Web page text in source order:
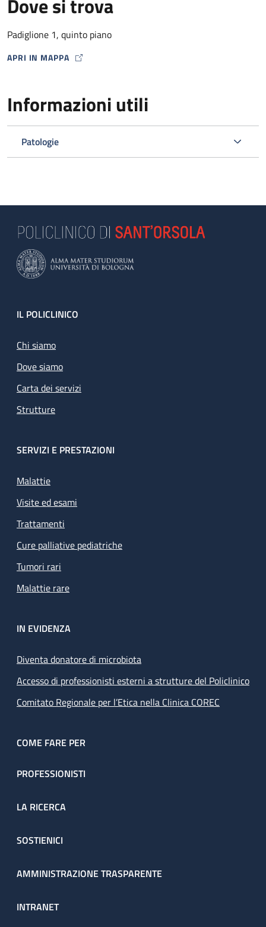
Dove si trova
Padiglione 1, quinto piano
APRI IN MAPPA
MAP ICON
Informazioni utili
Patologie
Footer
IL POLICLINICO
Chi siamo
Dove siamo
Carta dei servizi
Strutture
SERVIZI E PRESTAZIONI
Malattie
Visite ed esami
Trattamenti
Cure palliative pediatriche
Tumori rari
Malattie rare
IN EVIDENZA
Diventa donatore di microbiota
Accesso di professionisti esterni a strutture del Policlinico
Comitato Regionale per l’Etica nella Clinica COREC
COME FARE PER
PROFESSIONISTI
LA RICERCA
SOSTIENICI
AMMINISTRAZIONE TRASPARENTE
INTRANET